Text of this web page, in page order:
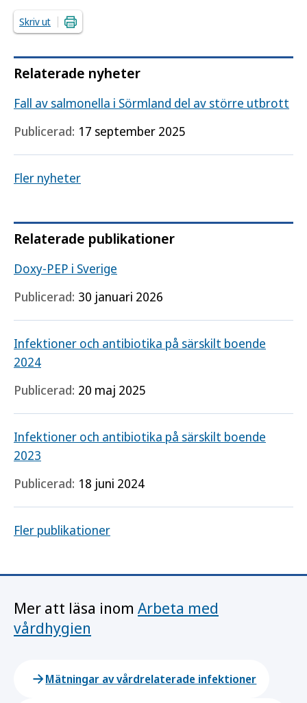
Skriv ut
Relaterade nyheter
Fall av salmonella i Sörmland del av större utbrott
Publicerad: 17 september 2025
Fler nyheter
Relaterade publikationer
Doxy-PEP i Sverige
Publicerad: 30 januari 2026
Infektioner och antibiotika på särskilt boende
2024
Publicerad: 20 maj 2025
Infektioner och antibiotika på särskilt boende
2023
Publicerad: 18 juni 2024
Fler publikationer
Mer att läsa inom Arbeta med
vårdhygien
Mätningar av vårdrelaterade infektioner